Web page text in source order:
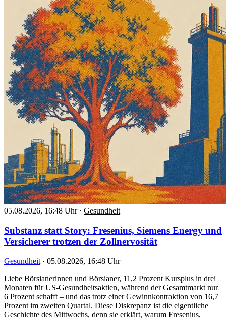
05.08.2026, 16:48 Uhr · Gesundheit
Substanz statt Story: Fresenius, Siemens Energy und
Versicherer trotzen der Zollnervosität
Gesundheit · 05.08.2026, 16:48 Uhr
Liebe Börsianerinnen und Börsianer, 11,2 Prozent Kursplus in drei
Monaten für US-Gesundheitsaktien, während der Gesamtmarkt nur
6 Prozent schafft – und das trotz einer Gewinnkontraktion von 16,7
Prozent im zweiten Quartal. Diese Diskrepanz ist die eigentliche
Geschichte des Mittwochs, denn sie erklärt, warum Fresenius,